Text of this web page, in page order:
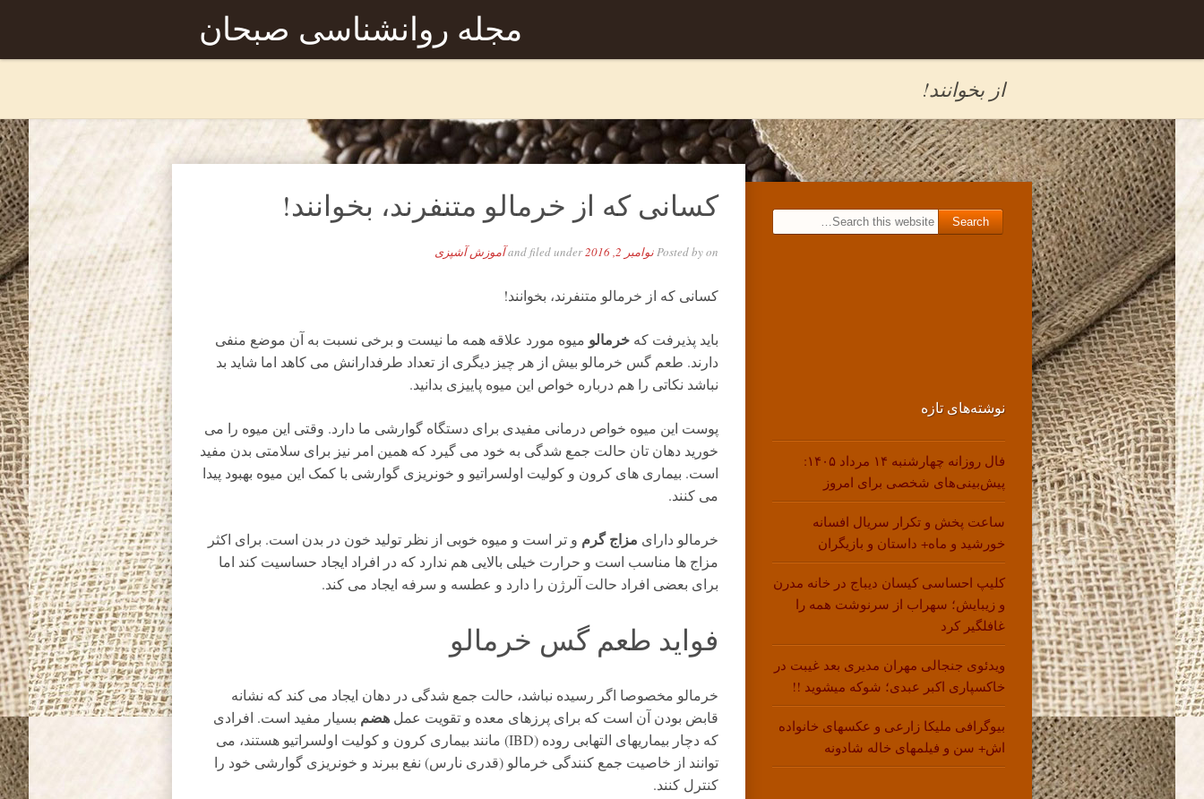
مجله روانشناسی صبحان
از بخوانند!
کسانی که از خرمالو متنفرند، بخوانند!
Posted byon نوامبر 2, 2016 and filed underآموزش آشپزی
کسانی که از خرمالو متنفرند، بخوانند!
باید پذیرفت که خرمالو میوه مورد علاقه همه ما نیست و برخی نسبت به آن موضع منفی
دارند. طعم گس خرمالو بیش از هر چیز دیگری از تعداد طرفدارانش می کاهد اما شاید بد
نباشد نکاتی را هم درباره خواص این میوه پاییزی بدانید.
پوست این میوه خواص درمانی مفیدی برای دستگاه گوارشی ما دارد. وقتی این میوه را می
خورید دهان تان حالت جمع شدگی به خود می گیرد که همین امر نیز برای سلامتی بدن مفید
است. بیماری های کرون و کولیت اولسراتیو و خونریزی گوارشی با کمک این میوه بهبود پیدا
می کنند.
خرمالو دارای مزاج گرم و تر است و میوه خوبی از نظر تولید خون در بدن است. برای اکثر
مزاج ها مناسب است و حرارت خیلی بالایی هم ندارد که در افراد ایجاد حساسیت کند اما
برای بعضی افراد حالت آلرژن را دارد و عطسه و سرفه ایجاد می کند.
فواید طعم گس خرمالو
خرمالو مخصوصا اگر رسیده نباشد، حالت جمع شدگی در دهان ایجاد می کند که نشانه
قابض بودن آن است که برای پرزهای معده و تقویت عمل هضم بسیار مفید است. افرادی
که دچار بیماریهای التهابی روده (IBD) مانند بیماری کرون و کولیت اولسراتیو هستند، می
توانند از خاصیت جمع کنندگی خرمالو (قدری نارس) نفع ببرند و خونریزی گوارشی خود را
کنترل کنند.
Search for:
نوشته‌های تازه
فال روزانه چهارشنبه ۱۴ مرداد ۱۴۰۵:
پیش‌بینی‌های شخصی برای امروز
ساعت پخش و تکرار سریال افسانه
خورشید و ماه+ داستان و بازیگران
کلیپ احساسی کیسان دیباج در خانه مدرن
و زیبایش؛ سهراب از سرنوشت همه را
غافلگیر کرد
ویدئوی جنجالی مهران مدیری بعد غیبت در
خاکسپاری اکبر عبدی؛ شوکه میشوید !!
بیوگرافی ملیکا زارعی و عکسهای خانواده
اش+ سن و فیلمهای خاله شادونه